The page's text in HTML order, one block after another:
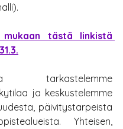
mukaan tästä linkistä
tarkastelemme
ja keskustelemme
päivitystarpeista
Yhteisen,